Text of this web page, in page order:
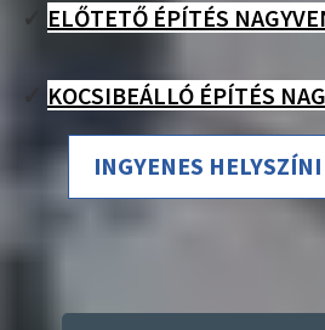
✓ ELŐTETŐ ÉPÍTÉS
✓ KOCSIBEÁLLÓ ÉPÍTÉS
INGYENES